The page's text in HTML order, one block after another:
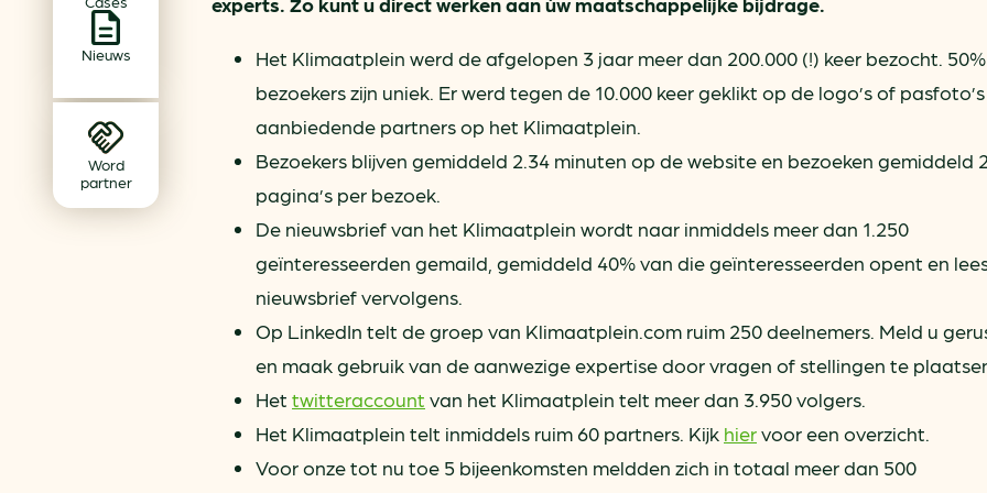
Nieuws
Word
partner
Achtergrond klimaatverandering
Verduurzamen bedrijventerrein
Klimaattransitie op wijkniveau
In je gebouw
Verlichtingscan
Wegwijzers energie
Hergebruiken of
Energie besparen op uw
Het Klimaatplein werd de afgelopen 3 jaar meer dan 200.000 (!) keer bezocht.
bezoekers zijn uniek. Er werd tegen de 10.000 keer geklikt op de logo’s of
aanbiedende partners op het Klimaatplein.
Bezoekers blijven gemiddeld 2.34 minuten op de website en bezoeken gemiddeld
pagina’s per bezoek.
De nieuwsbrief van het Klimaatplein wordt naar inmiddels meer dan 1.250
geïnteresseerden gemaild, gemiddeld 40% van die geïnteresseerden opent en
nieuwsbrief vervolgens.
Op LinkedIn telt de groep van Klimaatplein.com ruim 250 deelnemers. Meld u
en maak gebruik van de aanwezige expertise door vragen of stellingen te
Het twitteraccount van het Klimaatplein telt meer dan 3.950 volgers.
Het Klimaatplein telt inmiddels ruim 60 partners. Kijk hiervoor een overzicht.
Voor onze tot nu toe 5 bijeenkomsten meldden zich in totaal meer dan 500